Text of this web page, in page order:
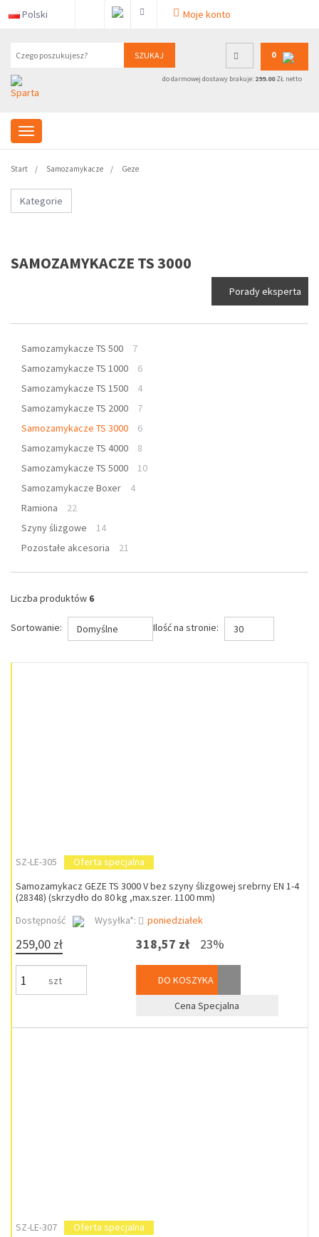
Polski Moje konto
SZUKAJ 0
do darmowej dostawy brakuje: 299.00ZŁ netto
Start Samozamykacze Geze
Kategorie
SAMOZAMYKACZE TS 3000
Porady eksperta
Samozamykacze TS 500
7
Samozamykacze TS 1000
6
Samozamykacze TS 1500
4
Samozamykacze TS 2000
7
Samozamykacze TS 3000
6
Samozamykacze TS 4000
8
Samozamykacze TS 5000
10
Samozamykacze Boxer
4
Ramiona
22
Szyny ślizgowe
14
Pozostałe akcesoria
21
Liczba produktów 6
Sortowanie: Domyślne Ilość na stronie: 30
SZ-LE-305
Oferta specjalna
Samozamykacz GEZE TS 3000 V bez szyny ślizgowej srebrny EN 1-4
(28348) (skrzydło do 80 kg ,max.szer. 1100 mm)
Dostępność
Wysyłka*: poniedziałek
259,00 zł
szt
318,57 zł 23%
DO KOSZYKA
Cena Specjalna
SZ-LE-307
Oferta specjalna